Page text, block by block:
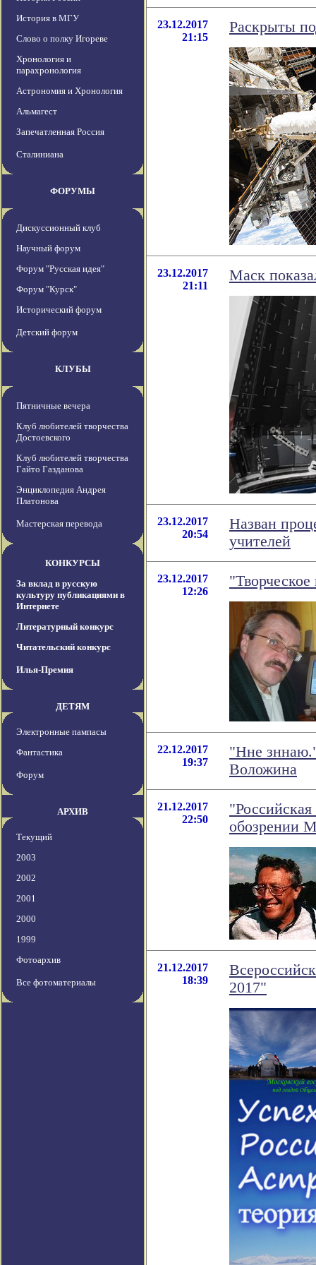
История в МГУ
Слово о полку Игореве
Хронология и
парахронология
Астрономия и Хронология
Альмагест
Запечатленная Россия
Сталиниана
ФОРУМЫ
Дискуссионный клуб
Научный форум
Форум "Русская идея"
Форум "Курск"
Исторический форум
Детский форум
КЛУБЫ
Пятничные вечера
Клуб любителей творчества
Достоевского
Клуб любителей творчества
Гайто Газданова
Энциклопедия Андрея
Платонова
Мастерская перевода
КОНКУРСЫ
За вклад в русскую
культуру публикациями в
Интернете
Литературный конкурс
Читательский конкурс
Илья-Премия
ДЕТЯМ
Электронные пампасы
Фантастика
Форум
АРХИВ
Текущий
2003
2002
2001
2000
1999
Фотоархив
Все фотоматериалы
23.12.2017
21:15
Раскрыты
23.12.2017
21:11
Маск
23.12.2017
20:54
Назван
учителей
23.12.2017
12:26
22.12.2017
19:37
"Нне
Воложина
21.12.2017
22:50
обозрении
21.12.2017
18:39
2017"